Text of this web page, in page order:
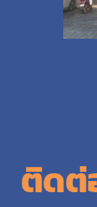
ติดต่